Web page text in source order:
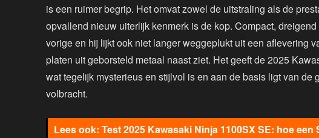
is een ruimer begrip. Het omvat zowel de uitstraling als de
opvallend nieuw uiterlijk kenmerk is de kop. Compact,
vorige en hij lijkt ook niet langer weggeplukt uit een aflevering
platen uit geborsteld metaal naast ziet. Het geeft de 2025
wat tegelijk mysterieus en stijlvol is en aan de basis ligt van de
volbracht.
Test 2025 Kawasaki Ninja 1100SX SE: hoe